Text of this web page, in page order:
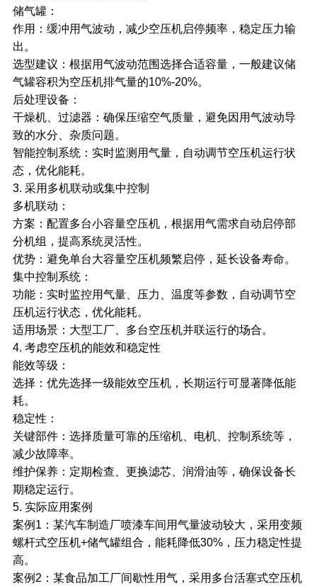
储气罐：
作用：缓冲用气波动，减少空压机启停频率，稳定压力输
出。
选型建议：根据用气波动范围选择合适容量，一般建议储
气罐容积为空压机排气量的10%-20%。
后处理设备：
干燥机、过滤器：确保压缩空气质量，避免因用气波动导
致的水分、杂质问题。
智能控制系统：实时监测用气量，自动调节空压机运行状
态，优化能耗。
3. 采用多机联动或集中控制
多机联动：
方案：配置多台小容量空压机，根据用气需求自动启停部
分机组，提高系统灵活性。
优势：避免单台大容量空压机频繁启停，延长设备寿命。
集中控制系统：
功能：实时监控用气量、压力、温度等参数，自动调节空
压机运行状态，优化能耗。
适用场景：大型工厂、多台空压机并联运行的场合。
4. 考虑空压机的能效和稳定性
能效等级：
选择：优先选择一级能效空压机，长期运行可显著降低能
耗。
稳定性：
关键部件：选择质量可靠的压缩机、电机、控制系统等，
减少故障率。
维护保养：定期检查、更换滤芯、润滑油等，确保设备长
期稳定运行。
5. 实际应用案例
案例1：某汽车制造厂喷漆车间用气量波动较大，采用变频
螺杆式空压机+储气罐组合，能耗降低30%，压力稳定性提
高。
案例2：某食品加工厂间歇性用气，采用多台活塞式空压机